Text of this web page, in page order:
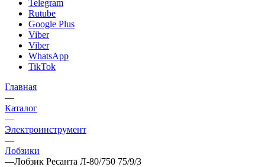
Telegram
Rutube
Google Plus
Viber
Viber
WhatsApp
TikTok
Главная
—
Каталог
—
Электроинструмент
—
Лобзики
—Лобзик Ресанта Л-80/750 75/9/3